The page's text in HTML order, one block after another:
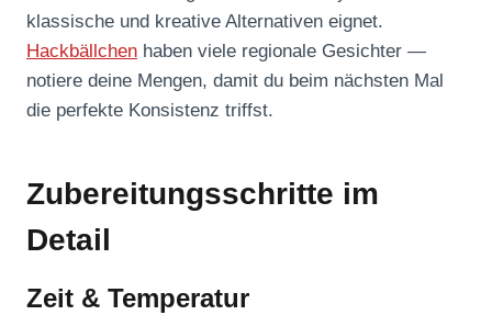
klassische und kreative Alternativen eignet.
Hackbällchen haben viele regionale Gesichter —
notiere deine Mengen, damit du beim nächsten Mal
die perfekte Konsistenz triffst.
Zubereitungsschritte im
Detail
Zeit & Temperatur